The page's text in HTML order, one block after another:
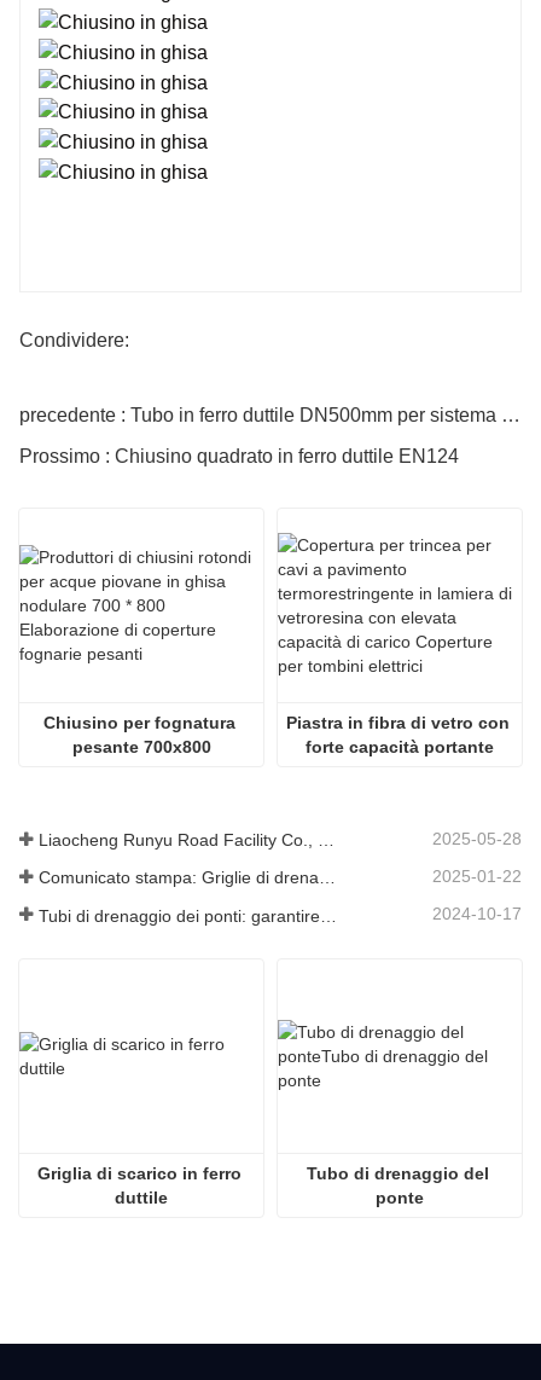
Condividere:
precedente : Tubo in ferro duttile DN500mm per sistema idrico
Prossimo : Chiusino quadrato in ferro duttile EN124
Chiusino per fognatura
pesante 700x800
Piastra in fibra di vetro con
forte capacità portante
2025-05-28
Comunicato stampa: Griglie di drenaggio innovative ad alta resistenza: migliorano la sicurezza e l'efficienza delle infrastrutture urbane 2025-01-22
2024-10-17
Griglia di scarico in ferro
duttile
Tubo di drenaggio del
ponte